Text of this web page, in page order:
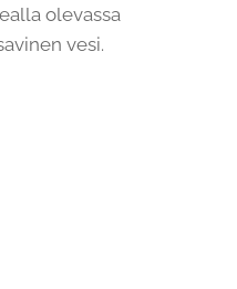
olevassa
vesi.